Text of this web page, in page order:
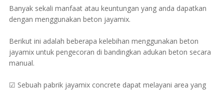
Banyak sekali manfaat atau keuntungan yang anda dapatkan
dengan menggunakan beton jayamix.
Berikut ini adalah beberapa kelebihan menggunakan beton
jayamix untuk pengecoran di bandingkan adukan beton secara
manual.
☑ Sebuah pabrik jayamix concrete dapat melayani area yang